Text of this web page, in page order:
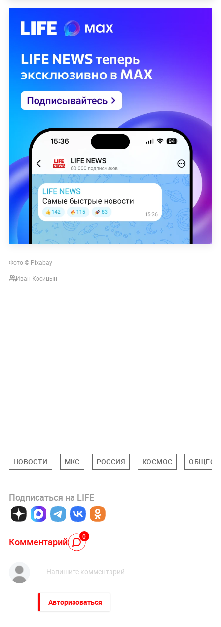
Фото © Pixabay
Иван Косицын
НОВОСТИ МКС РОССИЯ КОСМОС
Подписаться на LIFE
Комментарий 0
Авторизоваться